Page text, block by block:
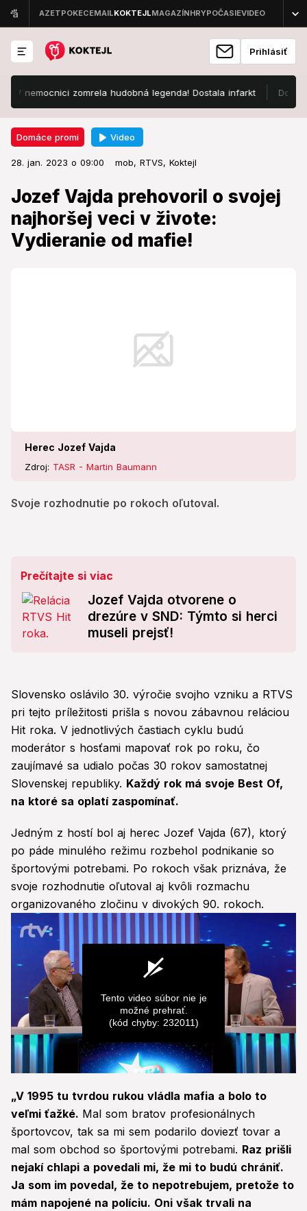
Prihlásiť
zomrela hudobná legenda! Dostala infarkt Dovolenkári,
Domáce promi Video
28. jan. 2023 o 09:00 mob, RTVS, Koktejl
Jozef Vajda prehovoril o svojej
najhoršej veci v živote:
Vydieranie od mafie!
Herec Jozef Vajda
Zdroj: TASR - Martin Baumann
Svoje rozhodnutie po rokoch oľutoval.
Domáce promi 28. jan. 2023 o 09:00
Jozef Vajda prehovoril o svojej
najhoršej veci v živote:
Vydieranie od mafie!
Svoje rozhodnutie po rokoch oľutoval.
Prečítajte si viac
Jozef Vajda otvorene o
drezúre v SND: Týmto si herci
museli prejsť!
Slovensko oslávilo 30. výročie svojho vzniku a RTVS
pri tejto príležitosti prišla s novou zábavnou reláciou
Hit roka. V jednotlivých častiach cyklu budú
moderátor s hosťami mapovať rok po roku, čo
zaujímavé sa udialo počas 30 rokov samostatnej
Slovenskej republiky. Každý rok má svoje Best Of,
na ktoré sa oplatí zaspomínať.
Jedným z hostí bol aj herec Jozef Vajda (67), ktorý
po páde minulého režimu rozbehol podnikanie so
športovými potrebami. Po rokoch však priznáva, že
svoje rozhodnutie oľutoval aj kvôli rozmachu
organizovaného zločinu v divokých 90. rokoch.
of
0
seconds
Tento video súbor nie je
možné prehrať.
(kód chyby: 232011)
„V 1995 tu tvrdou rukou vládla mafia a bolo to
veľmi ťažké. Mal som bratov profesionálnych
športovcov, tak sa mi sem podarilo doviezť tovar a
mal som obchod so športovými potrebami. Raz prišli
nejakí chlapi a povedali mi, že mi to budú chrániť.
Ja som im povedal, že to nepotrebujem, pretože to
mám napojené na políciu. Oni však trvali na